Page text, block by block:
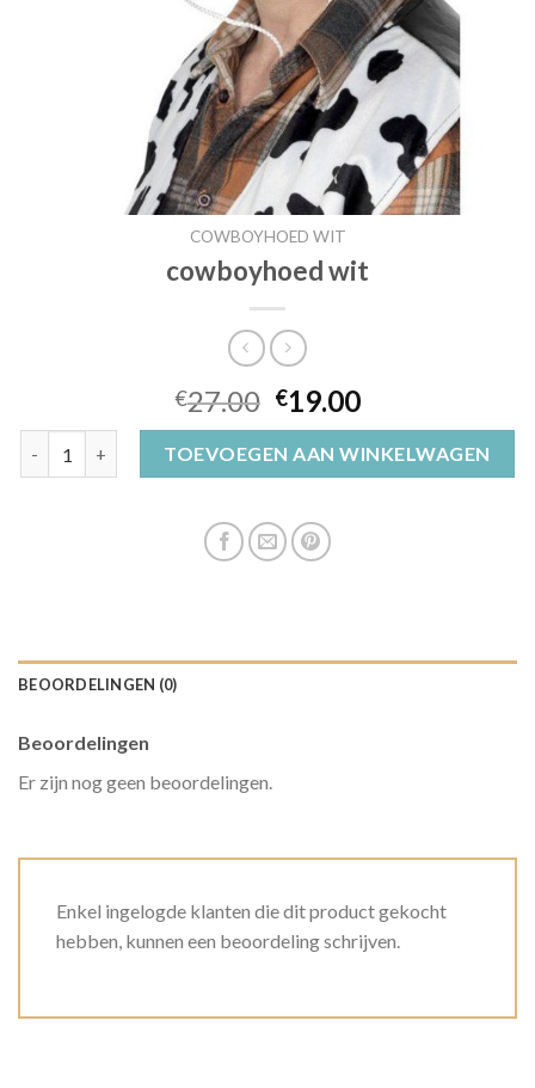
COWBOYHOED WIT
cowboyhoed wit
€27.00 €19.00
TOEVOEGEN AAN WINKELWAGEN
BEOORDELINGEN (0)
Beoordelingen
Er zijn nog geen beoordelingen.
Enkel ingelogde klanten die dit product gekocht
hebben, kunnen een beoordeling schrijven.